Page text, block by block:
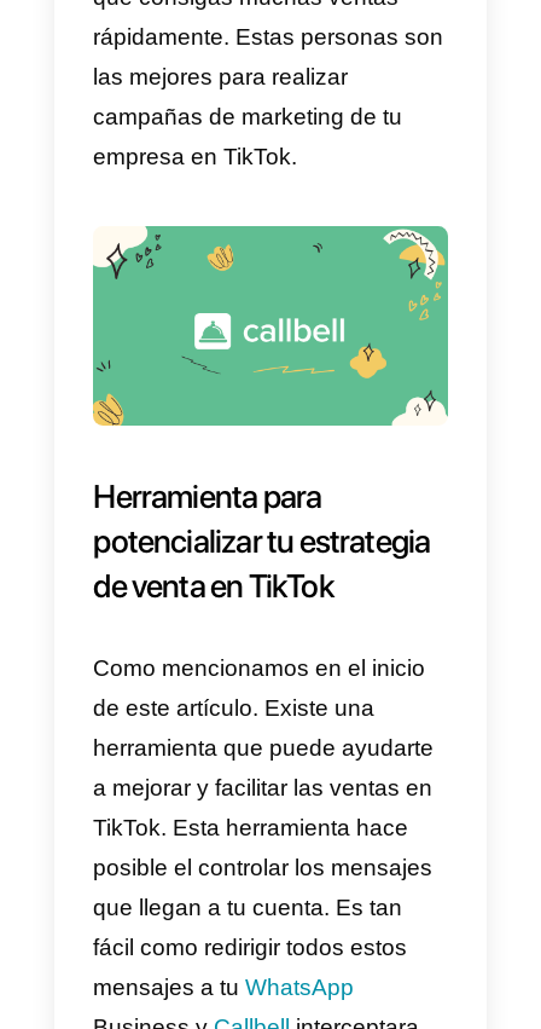
Luego, puedes crear y compartir
videos que se relacionen con
estos contenidos de tendencia.
Recuerda que las tendencias
puedenevolucionar
rápidamente. Tienes que estar
atento y prepararte para cambiar
el contenido para mantenerte al
la originalidad y si eres una
tienda. Ten presente que la
amiga, verás que poco a poco tu
cuenta ira creciendo de forma
balanceada.
3) Incorpora influencers de
TikTok en tu campaña
Losinfluencerssiempre han
existido en todas las redes